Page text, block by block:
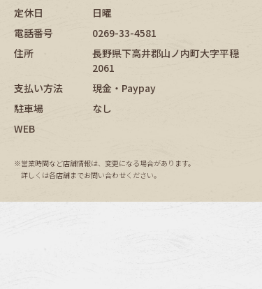
定休日
日曜
電話番号
0269-33-4581
住所
長野県下高井郡山ノ内町大字平穏
2061
支払い方法
現金・Paypay
駐車場
なし
WEB
営業時間など店舗情報は、変更になる場合があります。
詳しくは各店舗までお問い合わせください。